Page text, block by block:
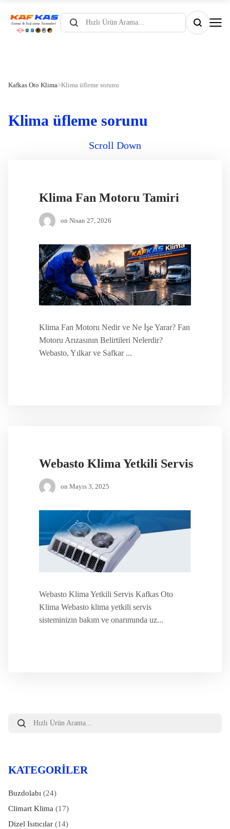
Products
search
Kafkas Oto Klima>Klima üfleme sorunu
Klima üfleme sorunu
Scroll Down
Klima Fan Motoru Tamiri
on Nisan 27, 2026
Klima Fan Motoru Nedir ve Ne İşe Yarar? Fan
Motoru Arızasının Belirtileri Nelerdir?
Webasto, Yılkar ve Safkar ...
Webasto Klima Yetkili Servis
on Mayıs 3, 2025
Webasto Klima Yetkili Servis Kafkas Oto
Klima Webasto klima yetkili servis
sisteminizin bakım ve onarımında uz...
search
KATEGORILER
Buzdolabı(24)
Climart Klima(17)
Dizel Isıtıcılar(14)